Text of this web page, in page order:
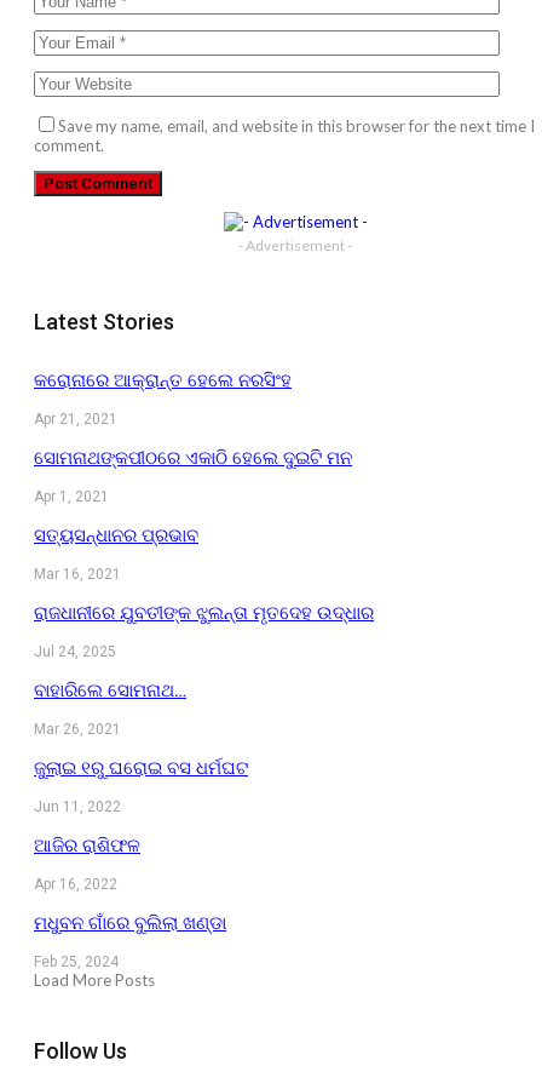
Save my name, email, and website in this browser for the next time I
comment.
- Advertisement -
Latest Stories
କରୋନାରେ ଆକ୍ରାନ୍ତ ହେଲେ ନରସିଂହ
Apr 21, 2021
ସୋମନାଥଙ୍କପୀଠରେ ଏକାଠି ହେଲେ ଦୁଇଟି ମନ
Apr 1, 2021
ସତ୍ୟସନ୍ଧାନର ପ୍ରଭାବ
Mar 16, 2021
ରାଜଧାନୀରେ ଯୁବତୀଙ୍କ ଝୁଲନ୍ତା ମୃତଦେହ ଉଦ୍ଧାର
Jul 24, 2025
ବାହାରିଲେ ସୋମନାଥ…
Mar 26, 2021
ଜୁଲାଇ ୧ରୁ ଘରୋଇ ବସ ଧର୍ମଘଟ
Jun 11, 2022
ଆଜିର ରାଶିଫଳ
Apr 16, 2022
ମଧୁବନ ଗାଁରେ ବୁଲିଲା ଖଣ୍ଡା
Feb 25, 2024
Load More Posts
Follow Us